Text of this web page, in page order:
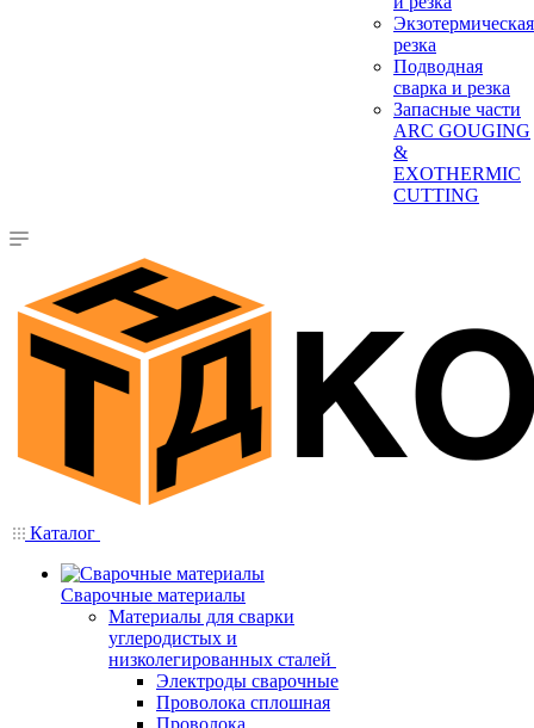
Экзотермическая
резка
Подводная
сварка и резка
Запасные части
ARC GOUGING
&
EXOTHERMIC
CUTTING
Каталог
Сварочные материалы
Материалы для сварки
углеродистых и
низколегированных сталей
Электроды сварочные
Проволока сплошная
Проволока